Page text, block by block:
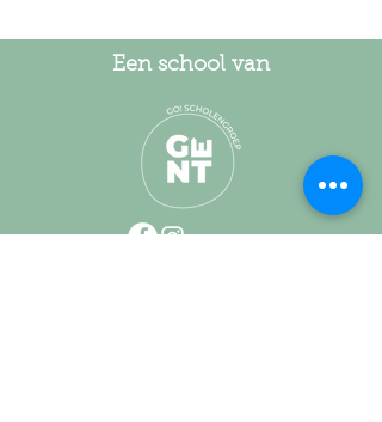
Een school van